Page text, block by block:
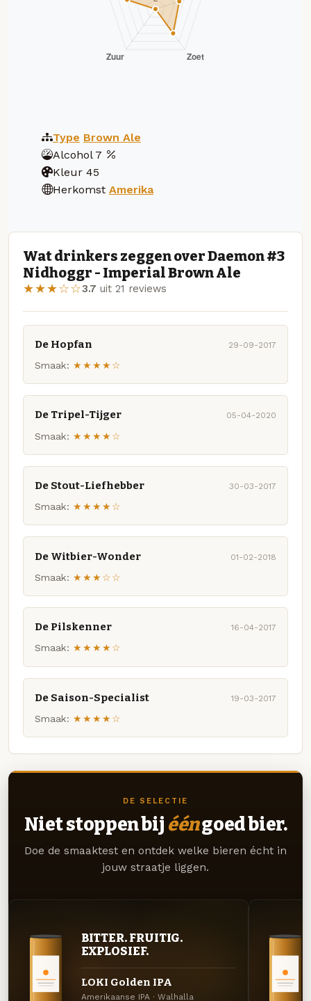
Type Brown Ale
Alcohol 7
Kleur 45
Herkomst Amerika
Wat drinkers zeggen over Daemon #3
Nidhoggr - Imperial Brown Ale
★★★☆☆3.7 uit 21 reviews
De Hopfan 29-09-2017
Smaak: ★★★★☆
De Tripel-Tijger 05-04-2020
Smaak: ★★★★☆
De Stout-Liefhebber 30-03-2017
Smaak: ★★★★☆
De Witbier-Wonder 01-02-2018
Smaak: ★★★☆☆
De Pilskenner 16-04-2017
Smaak: ★★★★☆
De Saison-Specialist 19-03-2017
Smaak: ★★★★☆
DE SELECTIE
Niet stoppen bij ééngoed bier.
Doe de smaaktest en ontdek welke bieren écht in
jouw straatje liggen.
BITTER. FRUITIG.
EXPLOSIEF.
LOKI Golden IPA
Amerikaanse IPA · Walhalla